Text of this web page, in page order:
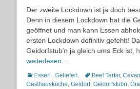
Der zweite Lockdown ist ja doch
Denn in diesem Lockdown hat die
geöffnet und man kann Essen
ersten Lockdown definitiv gefehlt!
Geidorfstub’n ja gleich ums Eck ist,
weiterlesen…
Kategorien
Essen., Geliefert. Schlagworte
Beef Tartar,
Gasthausküche, Geidorf, Geidorfstubn,